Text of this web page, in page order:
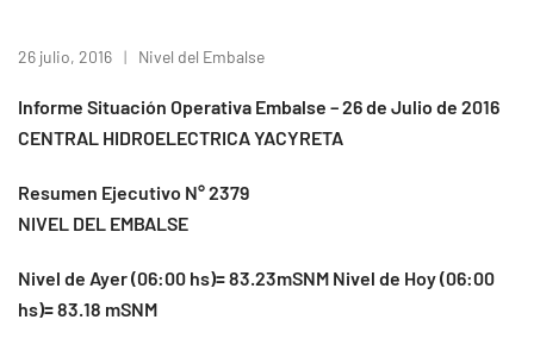
26 julio, 2016 Nivel del Embalse
Informe Situación Operativa Embalse – 26 de Julio de 2016
CENTRAL HIDROELECTRICA YACYRETA
Resumen Ejecutivo N° 2379
NIVEL DEL EMBALSE
Nivel de Ayer (06:00 hs)= 83.23mSNM Nivel de Hoy (06:00
hs)= 83.18 mSNM